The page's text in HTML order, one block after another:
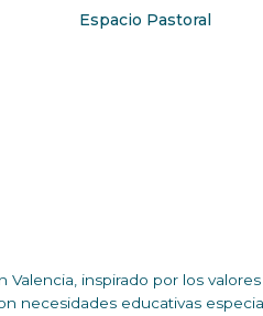
Espacio Pastoral
inspirado por los
necesidades educativas